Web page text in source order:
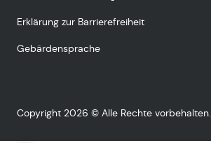
Erklärung zur Barrierefreiheit
Gebärdensprache
Copyright 2026 © Alle Rechte vorbehalten.